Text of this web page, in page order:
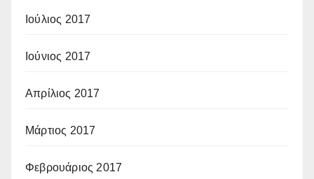
Ιούλιος 2017
Ιούνιος 2017
Απρίλιος 2017
Μάρτιος 2017
Φεβρουάριος 2017